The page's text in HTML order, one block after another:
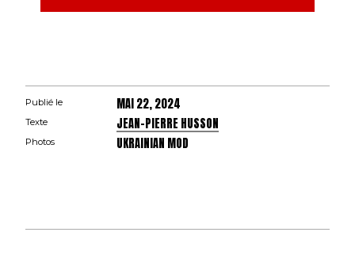
Publié le MAI 22, 2024
Texte JEAN-PIERRE HUSSON
Photos UKRAINIAN MOD